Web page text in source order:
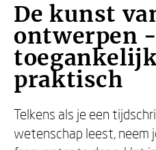
De kunst
ontwerpen
praktisch
Telkens als je een
wetenschap leest, neem